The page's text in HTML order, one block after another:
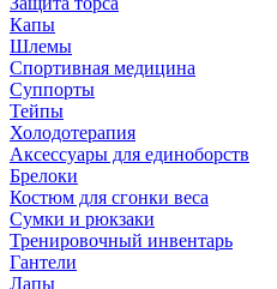
Капы
Шлемы
Спортивная медицина
Суппорты
Тейпы
Холодотерапия
Аксессуары для единоборств
Брелоки
Костюм для сгонки веса
Сумки и рюкзаки
Тренировочный инвентарь
Гантели
Лапы